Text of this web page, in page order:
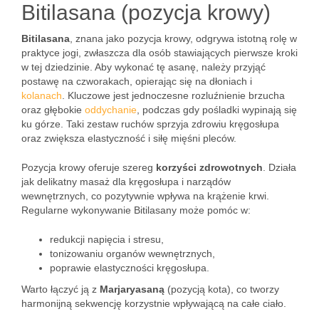
Bitilasana (pozycja krowy)
Bitilasana , znana jako pozycja krowy, odgrywa istotną rolę w
praktyce jogi, zwłaszcza dla osób stawiających pierwsze kroki
w tej dziedzinie. Aby wykonać tę asanę, należy przyjąć
postawę na czworakach, opierając się na dłoniach i
kolanach . Kluczowe jest jednoczesne rozluźnienie brzucha
oraz głębokie oddychanie , podczas gdy pośladki wypinają się
ku górze. Taki zestaw ruchów sprzyja zdrowiu kręgosłupa
oraz zwiększa elastyczność i siłę mięśni pleców.
Pozycja krowy oferuje szereg korzyści zdrowotnych . Działa
jak delikatny masaż dla kręgosłupa i narządów
wewnętrznych, co pozytywnie wpływa na krążenie krwi.
Regularne wykonywanie Bitilasany może pomóc w:
redukcji napięcia i stresu,
tonizowaniu organów wewnętrznych,
poprawie elastyczności kręgosłupa.
Warto łączyć ją z Marjaryasaną (pozycją kota), co tworzy
harmonijną sekwencję korzystnie wpływającą na całe ciało.